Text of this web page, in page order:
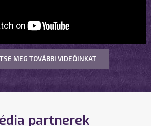
MEG TOVÁBBI VIDEÓINKAT
partnerek